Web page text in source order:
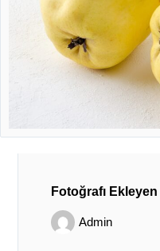
Fotoğrafı Ekleyen
Admin